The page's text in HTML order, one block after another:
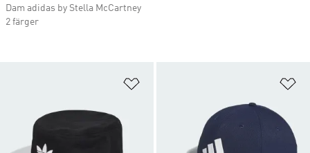
Dam adidas by Stella McCartney
2 färger